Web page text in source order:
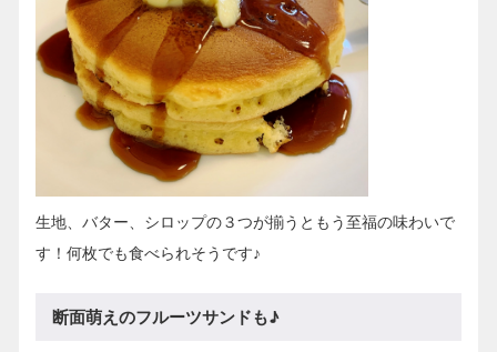
生地、バター、シロップの３つが揃うともう至福の味わいで
す！何枚でも食べられそうです♪
断面萌えのフルーツサンドも♪